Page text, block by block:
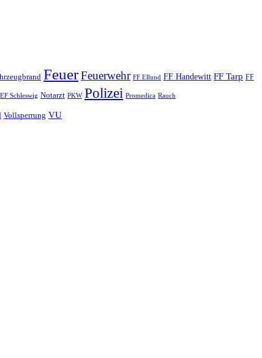
FeuerFeuerwehr FF Ellund FF Handewitt FF Tarp FF
Schleswig Notarzt PKW Polizei Promedica Rauch
Vollsperrung VU